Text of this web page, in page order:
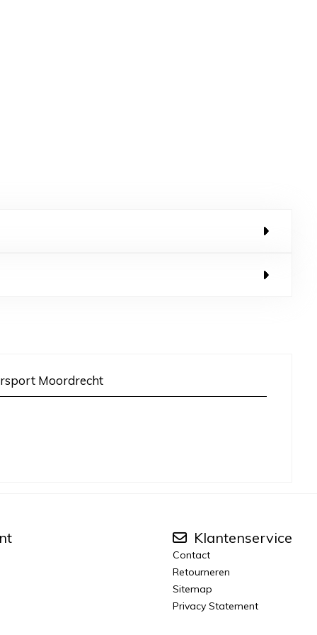
Moordrecht
Klantenservice
Contact
Retourneren
Sitemap
Privacy Statement